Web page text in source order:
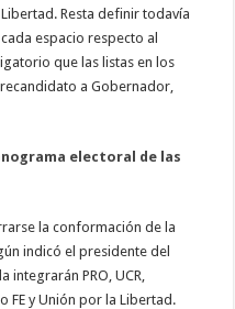
Resta definir todavía
espacio respecto al
que las listas en los
a Gobernador,
electoral de las
la conformación de la
indicó el presidente del
integrarán PRO, UCR,
FE y Unión por la Libertad.